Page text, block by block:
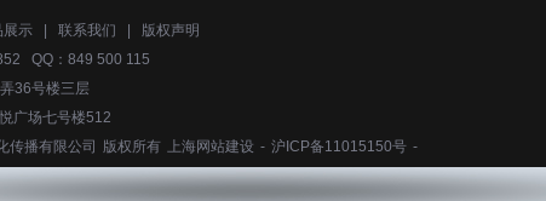
展示 联系我们
版权声明
QQ：849 500 115
36号楼三层
广场七号楼512
传播有限公司 版权所有 上海网站建设 - 沪ICP备11015150号 -